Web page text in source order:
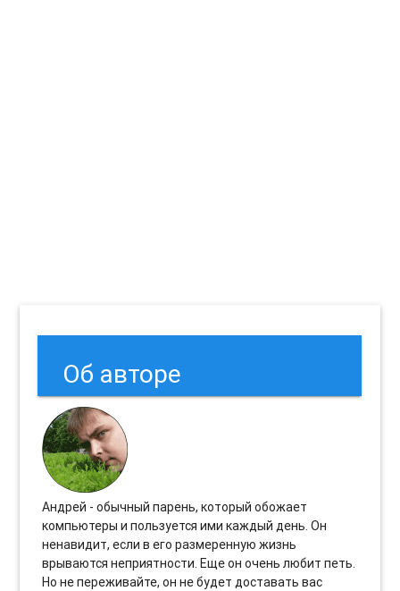
Об авторе
Андрей - обычный парень, который обожает
компьютеры и пользуется ими каждый день. Он
ненавидит, если в его размеренную жизнь
врываются неприятности. Еще он очень любит петь.
Но не переживайте, он не будет доставать вас